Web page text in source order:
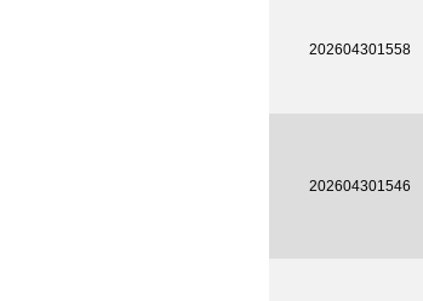
202604301558
202604301546